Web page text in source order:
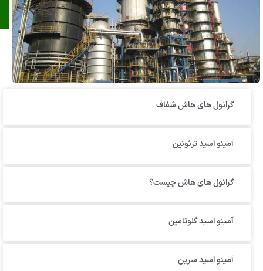
گرانول‌ های هاش شفاف
آمینو اسید ترئونین
گرانول های هاش چیست؟
آمینو اسید گلوتامین
آمینو اسید سرین